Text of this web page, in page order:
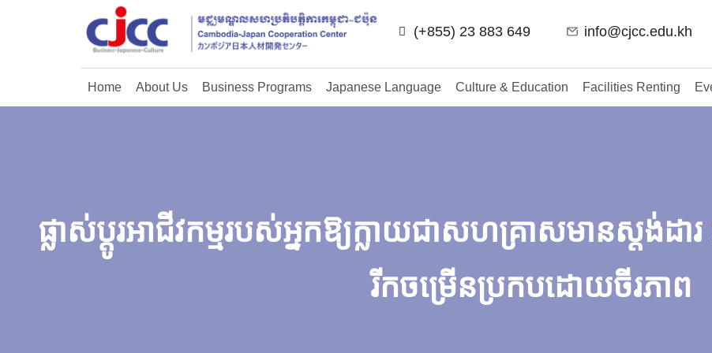
(+855) 23 883 649 info@cjcc.edu.kh
Home About Us Business Programs Japanese Language Culture & Education Facilities Renting
ផ្លាស់ប្តូរអាជីវកម្មរបស់អ្នកឱ្យក្លាយជាសហគ្រាសមានស្តង់
រីកចម្រើនប្រកបដោយចីរភាព